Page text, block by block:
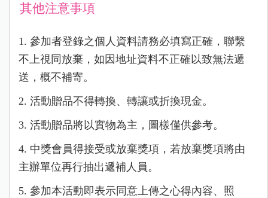
其他注意事項
1. 參加者登錄之個人資料請務必填寫正確，聯繫
不上視同放棄，如因地址資料不正確以致無法遞
送，概不補寄。
2. 活動贈品不得轉換、轉讓或折換現金。
3. 活動贈品將以實物為主，圖樣僅供參考。
4. 中獎會員得接受或放棄獎項，若放棄獎項將由
主辦單位再行抽出遞補人員。
5. 參加本活動即表示同意上傳之心得內容、照